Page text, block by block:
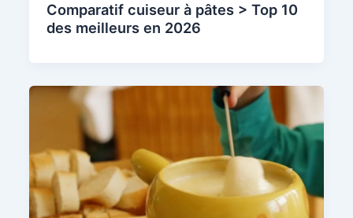
Comparatif cuiseur à pâtes > Top 10
des meilleurs en 2026